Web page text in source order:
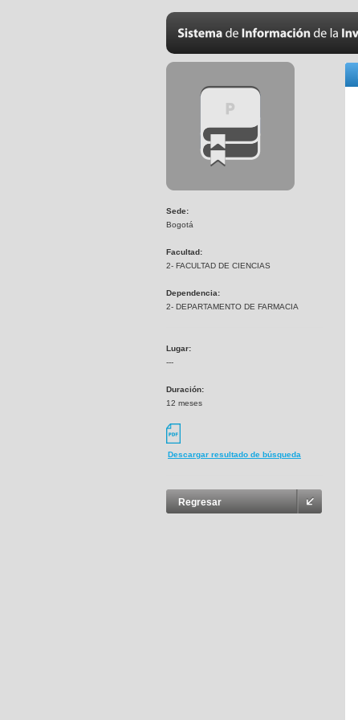
Sede:
Bogotá
Facultad:
2- FACULTAD DE CIENCIAS
Dependencia:
2- DEPARTAMENTO DE FARMACIA
Lugar:
---
Duración:
12 meses
Descargar resultado de búsqueda
Regresar